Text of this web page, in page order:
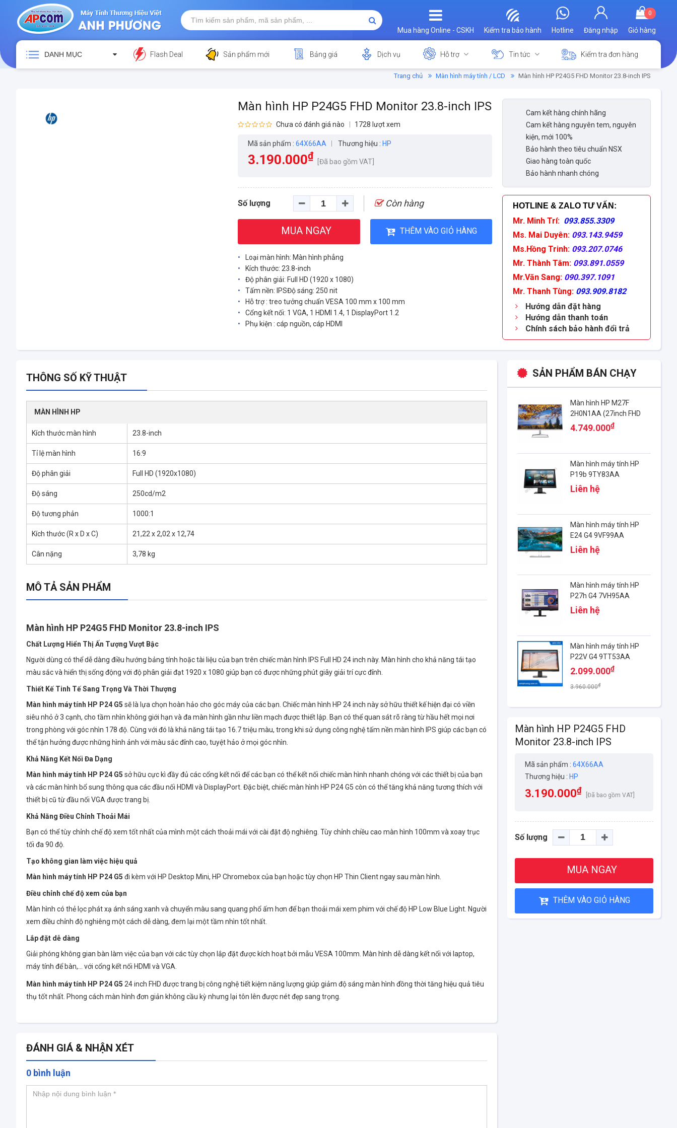
0
Giỏ hàng
Đăng nhập
Hotline
Kiểm tra bảo hành
Mua hàng Online - CSKH
DANH MỤC Flash Deal Sản phẩm mới Bảng giá Dịch vụ Hỗ trợ Tin tức Kiểm tra đơn hàng
Trang chủ Màn hình máy tính / LCD Màn hình HP P24G5 FHD Monitor 23.8-inch IPS
Màn hình HP P24G5 FHD Monitor 23.8-inch IPS
Chưa có đánh giá nào 1728 lượt xem
Mã sản phẩm : 64X66AA Thương hiệu : HP
3.190.000₫ [Đã bao gồm VAT]
Số lượng Còn hàng
MUA NGAY THÊM VÀO GIỎ HÀNG
Loại màn hình: Màn hình phẳng
Kích thước: 23.8-inch
Độ phân giải: Full HD (1920 x 1080)
Tấm nền: IPSĐộ sáng: 250 nit
Hỗ trợ : treo tưởng chuẩn VESA 100 mm x 100 mm
Cổng kết nối: 1 VGA, 1 HDMI 1.4, 1 DisplayPort 1.2
Phụ kiện : cáp nguồn, cáp HDMI
Cam kết hàng chính hãng
Cam kết hàng nguyên tem, nguyên
kiện, mới 100%
Bảo hành theo tiêu chuẩn NSX
Giao hàng toàn quốc
Bảo hành nhanh chóng
HOTLINE & ZALO TƯ VẤN :
Mr. Minh Trí: 093.855.3309
Ms. Mai Duyên: 093.143.9459
Ms.Hồng Trinh: 093.207.0746
Mr. Thành Tâm: 093.891.0559
Mr.Văn Sang: 090.397.1091
Mr. Thanh Tùng: 093.909.8182
Hướng dẫn đặt hàng
Hướng dẫn thanh toán
Chính sách bảo hành đổi trả
THÔNG SỐ KỸ THUẬT
MÀN HÌNH HP
Kích thước màn hình 23.8-inch
Tỉ lệ màn hình 16:9
Độ phân giải Full HD (1920x1080)
Độ sáng 250cd/m2
Độ tương phản 1000:1
Kích thước (R x D x C) 21,22 x 2,02 x 12,74
Cân nặng 3,78 kg
MÔ TẢ SẢN PHẨM
Màn hình HP P24G5 FHD Monitor 23.8-inch IPS
Chất Lượng Hiển Thị Ấn Tượng Vượt Bậc
Người dùng có thể dễ dàng điều hướng bảng tính hoặc tài liệu của bạn trên chiếc màn hình IPS Full HD 24 inch này. Màn hình cho khả năng tái tạo
màu sắc và hiển thị sống động với độ phân giải đạt 1920 x 1080 giúp bạn có được những phút giây giải trí cực đỉnh.
Thiết Kế Tinh Tế Sang Trọng Và Thời Thượng
Màn hình máy tính HP P24 G5 sẽ là lựa chọn hoàn hảo cho góc máy của các bạn. Chiếc màn hình HP 24 inch này sở hữu thiết kế hiện đại có viền
siêu nhỏ ở 3 cạnh, cho tầm nhìn không giới hạn và đa màn hình gần như liền mạch được thiết lập. Bạn có thể quan sát rõ ràng từ hầu hết mọi nơi
trong phòng với góc nhìn 178 độ. Cùng với đó là khả năng tái tạo 16.7 triệu màu, trong khi sử dụng công nghệ tấm nền màn hình IPS giúp các bạn có
thể tận hưởng được những hình ảnh với màu sắc đỉnh cao, tuyệt hảo ở mọi góc nhìn.
Khả Năng Kết Nối Đa Dạng
Màn hình máy tính HP P24 G5 sở hữu cực kì đầy đủ các cổng kết nối để các bạn có thể kết nối chiếc màn hình nhanh chóng với các thiết bị của bạn
và các màn hình bổ sung thông qua các đầu nối HDMI và DisplayPort. Đặc biệt, chiếc màn hình HP P24 G5 còn có thể tăng khả năng tương thích với
thiết bị cũ từ đầu nối VGA được trang bị.
Khả Năng Điều Chỉnh Thoải Mái
Bạn có thể tùy chỉnh chế độ xem tốt nhất của mình một cách thoải mái với cài đặt độ nghiêng. Tùy chỉnh chiều cao màn hình 100mm và xoay trục
tối đa 90 độ.
Tạo không gian làm việc hiệu quả
Màn hình máy tính HP P24 G5 đi kèm với HP Desktop Mini, HP Chromebox của bạn hoặc tùy chọn HP Thin Client ngay sau màn hình.
Điều chỉnh chế độ xem của bạn
Màn hình có thẻ lọc phát xạ ánh sáng xanh và chuyển màu sang quang phổ ấm hơn để bạn thoải mái xem phim với chế độ HP Low Blue Light. Người
xem điều chỉnh độ nghiêng một cách dễ dàng, đem lại một tầm nhìn tốt nhất.
Lắp đặt dễ dàng
Giải phóng không gian bàn làm việc của bạn với các tùy chọn lắp đặt được kích hoạt bởi mẫu VESA 100mm. Màn hình dễ dàng kết nối với laptop,
máy tính để bàn,... với cổng kết nối HDMI và VGA.
Màn hình máy tính HP P24 G5 24 inch FHD được trang bị công nghệ tiết kiệm năng lượng giúp giảm độ sáng màn hình đồng thời tăng hiệu quả tiêu
thụ tốt nhất. Phong cách màn hình đơn giản không cầu kỳ nhưng lại tôn lên được nét đẹp sang trọng.
ĐÁNH GIÁ & NHẬN XÉT
0 bình luận
SẢN PHẨM BÁN CHẠY
Màn hình HP M27F
2H0N1AA (27inch FHD
1920 x 1080 I IPS I 75hz)
4.749.000₫
Màn hình máy tính HP
P19b 9TY83AA
Liên hệ
Màn hình máy tính HP
E24 G4 9VF99AA
Liên hệ
Màn hình máy tính HP
P27h G4 7VH95AA
Liên hệ
Màn hình máy tính HP
P22V G4 9TT53AA
2.099.000₫
3.960.000₫
Màn hình HP P24G5 FHD
Monitor 23.8-inch IPS
Mã sản phẩm : 64X66AA
Thương hiệu : HP
3.190.000₫
[Đã bao gồm VAT]
Số lượng
MUA NGAY
THÊM VÀO GIỎ HÀNG